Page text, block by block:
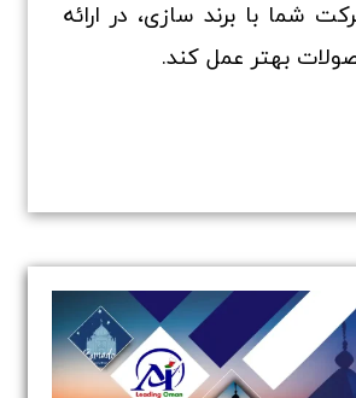
شما با برند سازی، در ارائه
بهتر عمل کند.